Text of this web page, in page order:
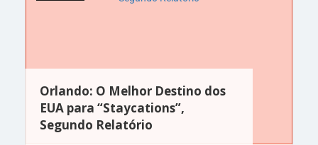
Orlando: O Melhor Destino dos
EUA para “Staycations”,
Segundo Relatório